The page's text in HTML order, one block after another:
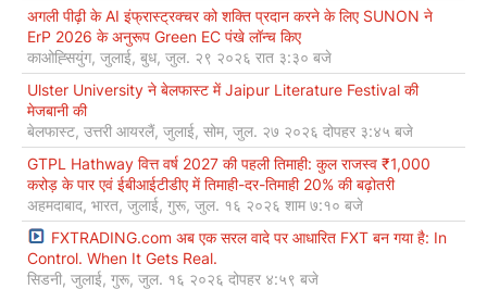
अगली पीढ़ी के AI इंफ्रास्ट्रक्चर को शक्ति प्रदान करने के लिए SUNON ने
ErP 2026 के अनुरूप Green EC पंखे लॉन्च किए
काओह्सियुंग, जुलाई, बुध, जुल. २९ २०२६ रात ३:३० बजे
Ulster University ने बेलफास्ट में Jaipur Literature Festival की
मेजबानी की
बेलफास्ट, उत्तरी आयरलैं, जुलाई, सोम, जुल. २७ २०२६ दोपहर ३:४५ बजे
GTPL Hathway वित्त वर्ष 2027 की पहली तिमाही: कुल राजस्व ₹1,000
करोड़ के पार एवं ईबीआईटीडीए में तिमाही-दर-तिमाही 20% की बढ़ोतरी
अहमदाबाद, भारत, जुलाई, गुरू, जुल. १६ २०२६ शाम ७:१० बजे
FXTRADING.com अब एक सरल वादे पर आधारित FXT बन गया है: In
Control. When It Gets Real.
सिडनी, जुलाई, गुरू, जुल. १६ २०२६ दोपहर ४:५९ बजे